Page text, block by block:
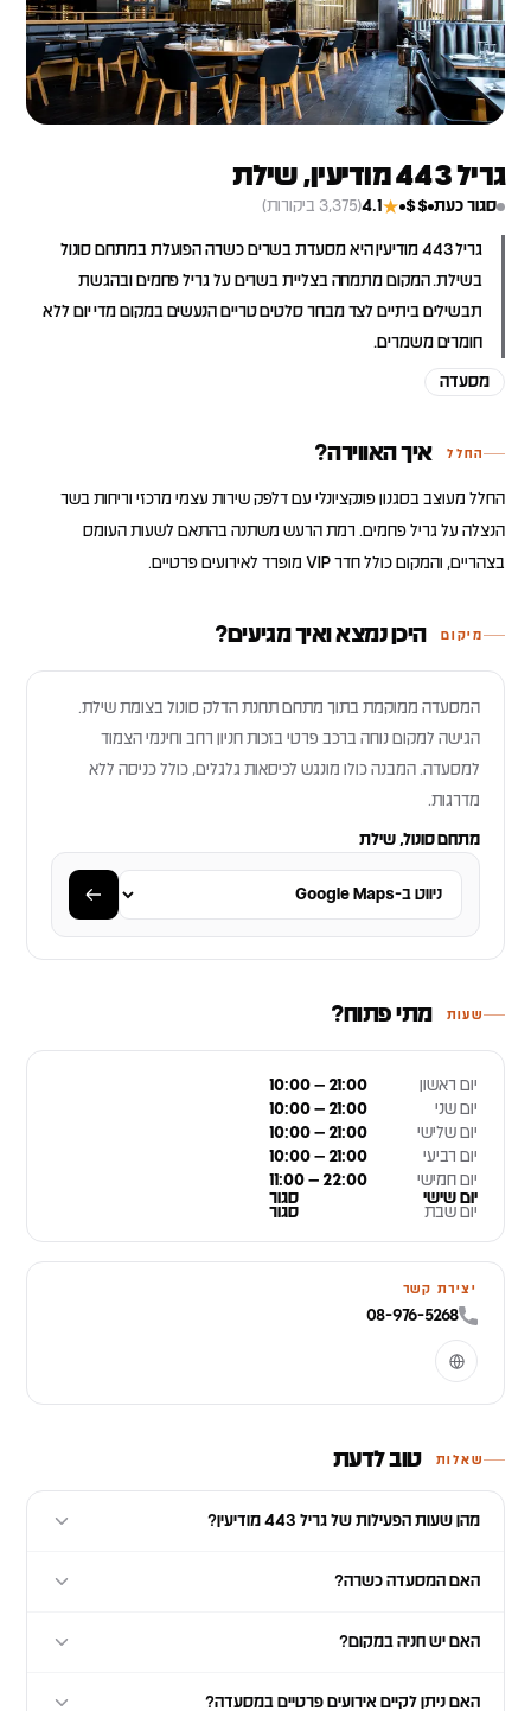
גריל 443 מודיעין, שילת
סגור כעת $$
★
4.1(3,375 ביקורות)
גריל 443 מודיעין היא מסעדת בשרים כשרה הפועלת במתחם סונול
בשילת. המקום מתמחה בצליית בשרים על גריל פחמים ובהגשת
תבשילים ביתיים לצד מבחר סלטים טריים הנעשים במקום מדי יום ללא
חומרים משמרים.
מסעדה
החלל איך האווירה?
החלל מעוצב בסגנון פונקציונלי עם דלפק שירות עצמי מרכזי וריחות בשר
הנצלה על גריל פחמים. רמת הרעש משתנה בהתאם לשעות העומס
בצהריים, והמקום כולל חדר VIP מופרד לאירועים פרטיים.
מיקום היכן נמצא ואיך מגיעים?
המסעדה ממוקמת בתוך מתחם תחנת הדלק סונול בצומת שילת.
הגישה למקום נוחה ברכב פרטי בזכות חניון רחב וחינמי הצמוד
למסעדה. המבנה כולו מונגש לכיסאות גלגלים, כולל כניסה ללא
מדרגות.
מתחם סונול, שילת
שעות מתי פתוח?
יום ראשון
10:00 – 21:00
יום שני
10:00 – 21:00
יום שלישי
10:00 – 21:00
יום רביעי
10:00 – 21:00
יום חמישי
11:00 – 22:00
יום שישי
סגור
יום שבת
סגור
יצירת קשר
08-976-5268
שאלות טוב לדעת
מהן שעות הפעילות של גריל 443 מודיעין?
האם המסעדה כשרה?
האם יש חניה במקום?
האם ניתן לקיים אירועים פרטיים במסעדה?